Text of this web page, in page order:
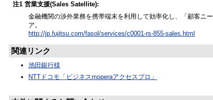
注1 営業支援(Sales Satellite):
金融機関の渉外業務を携帯端末を利用して効率化し、「顧客ニ
ア。
http://jp.fujitsu.com/fasol/services/c0001-rs-855-sales.html
関連リンク
池田銀行様
NTTドコモ「ビジネスmoperaアクセスプロ」